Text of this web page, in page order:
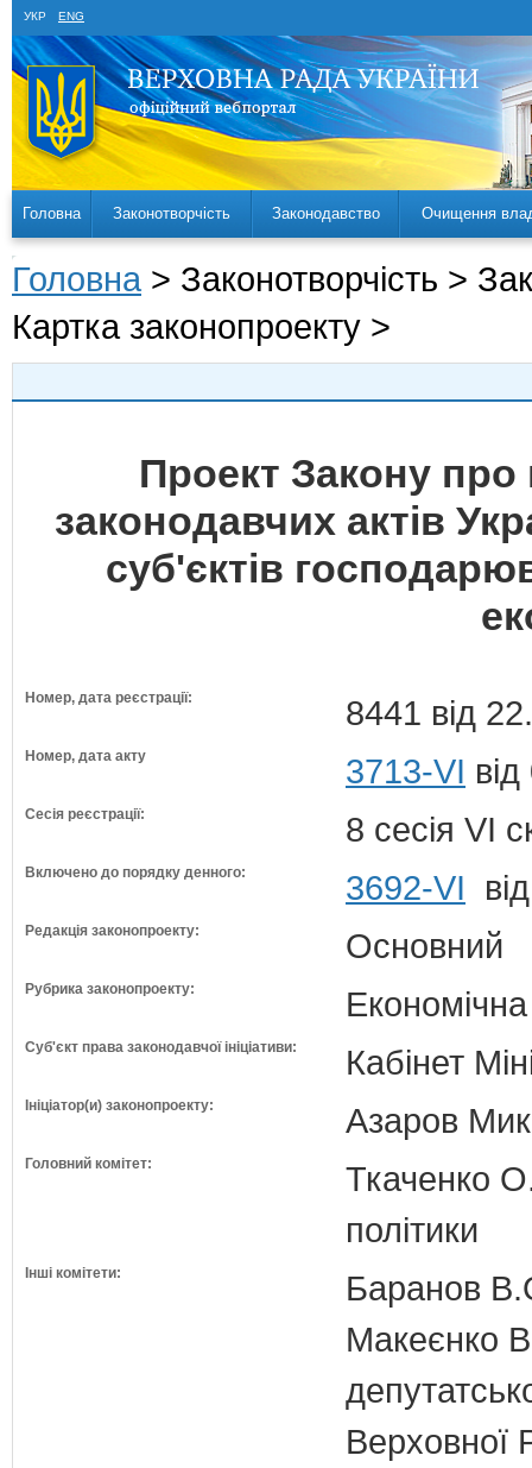
УКР ENG
Головна Законотворчість Законодавство Очищення
Головна > Законотворчість >
Картка законопроекту >
Проект Закону про
законодавчих актів
суб'єктів
Номер, дата реєстрації: 8441 від
Номер, дата акту 3713-VI
Сесія реєстрації: 8 сесія VI
Включено до порядку денного: 3692-VI
Редакція законопроекту: Основний
Рубрика законопроекту:
Суб'єкт права законодавчої ініціативи: Кабінет
Ініціатор(и) законопроекту: Азаров
Головний комітет:
Ткаченко
політики
Інші комітети:
Баранов
Макеєнко
Верховної